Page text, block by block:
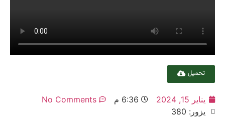
تحميل
يناير 15, 2024 6:36 م
No Comments
يزور: 380